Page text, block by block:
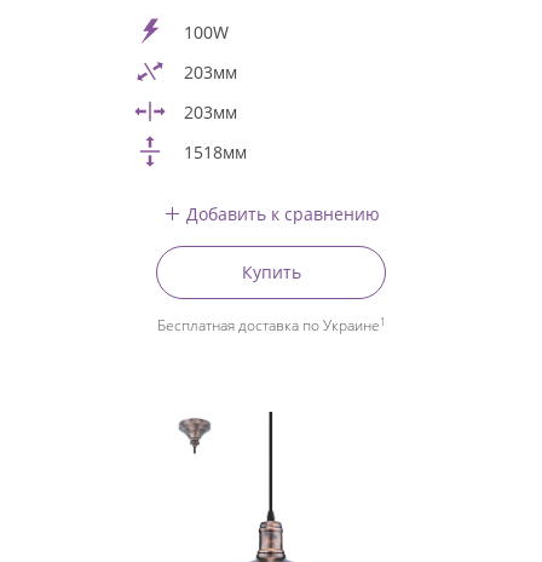
100W
203мм
203мм
1518мм
Добавить к сравнению
Купить
Бесплатная доставка по Украине1